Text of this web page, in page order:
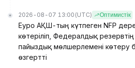
2026-08-07 13:00 (UTC) Оптимистік
Еуро АҚШ-тың күтпеген NFP
көтеріліп, Федералдық
пайыздық мөлшерлемені көтеру
өзгертті